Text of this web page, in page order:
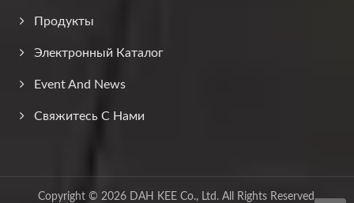
Продукты
Электронный Каталог
Event And News
Свяжитесь С Нами
Copyright © 2026 DAH KEE Co., Ltd.All Rights Reserved.